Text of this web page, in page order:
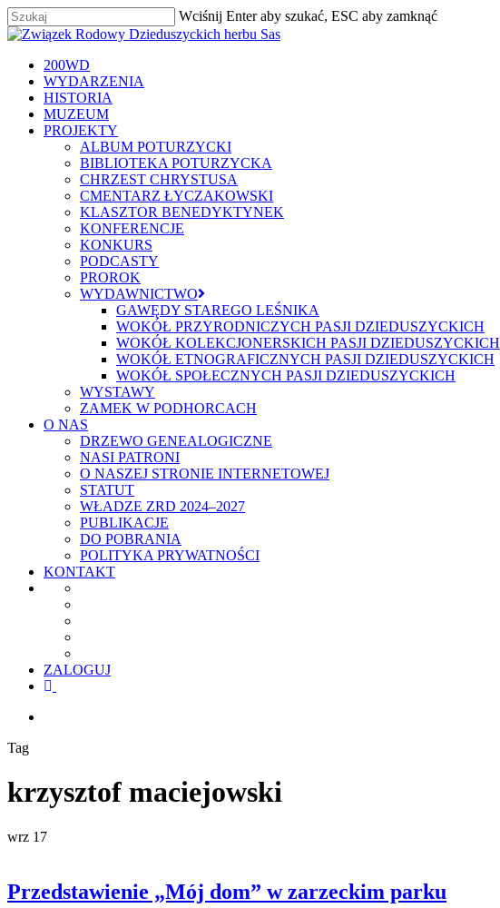
Skip
to
content
Wciśnij Enter aby szukać, ESC aby zamknąć
Zamknij
szukaj
Menu
200WD
WYDARZENIA
HISTORIA
MUZEUM
PROJEKTY
ALBUM POTURZYCKI
BIBLIOTEKA POTURZYCKA
CHRZEST CHRYSTUSA
CMENTARZ ŁYCZAKOWSKI
KLASZTOR BENEDYKTYNEK
KONFERENCJE
KONKURS
PODCASTY
PROROK
WYDAWNICTWO
GAWĘDY STAREGO LEŚNIKA
WOKÓŁ PRZYRODNICZYCH PASJI DZIEDUSZYCKICH
WOKÓŁ KOLEKCJONERSKICH PASJI DZIEDUSZYCKICH
WOKÓŁ ETNOGRAFICZNYCH PASJI DZIEDUSZYCKICH
WOKÓŁ SPOŁECZNYCH PASJI DZIEDUSZYCKICH
WYSTAWY
ZAMEK W PODHORCACH
O NAS
DRZEWO GENEALOGICZNE
NASI PATRONI
O NASZEJ STRONIE INTERNETOWEJ
STATUT
WŁADZE ZRD 2024–2027
PUBLIKACJE
DO POBRANIA
POLITYKA PRYWATNOŚCI
KONTAKT
ZALOGUJ
facebook
Tag
krzysztof maciejowski
wrz 17
Przedstawienie „Mój dom” w zarzeckim parku